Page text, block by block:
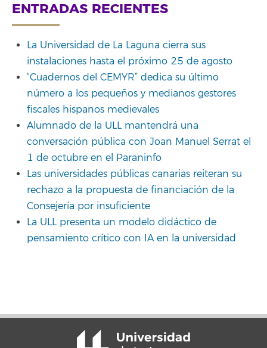
ENTRADAS RECIENTES
La Universidad de La Laguna cierra sus
instalaciones hasta el próximo 25 de agosto
“Cuadernos del CEMYR” dedica su último
número a los pequeños y medianos gestores
fiscales hispanos medievales
Alumnado de la ULL mantendrá una
conversación pública con Joan Manuel Serrat el
1 de octubre en el Paraninfo
Las universidades públicas canarias reiteran su
rechazo a la propuesta de financiación de la
Consejería por insuficiente
La ULL presenta un modelo didáctico de
pensamiento crítico con IA en la universidad